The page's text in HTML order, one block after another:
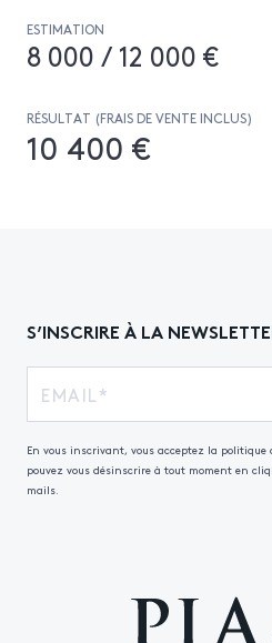
- Poul Kjaerholm: Furniture
pp. 90, 91
ESTIMATION
8 000 / 12 000 €
RÉSULTAT (FRAIS DE VENTE INCLUS)
10 400 €
S’INSCRIRE À LA
En vous inscrivant, vous acceptez la politique
pouvez vous désinscrire à tout moment en
mails.